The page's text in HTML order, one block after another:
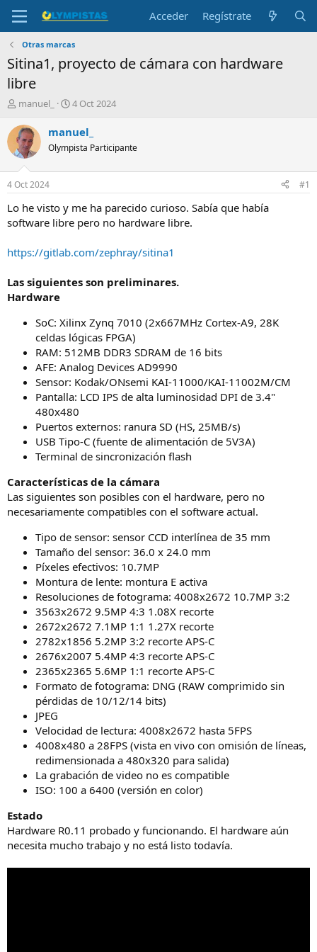
Acceder Regístrate
Otras marcas
Sitina1, proyecto de cámara con hardware
libre
I
i
c
i
a
d
o
r
d
e
t
m
a
manuel_
F
c
h
a
i
n
c
o
4 Oct 2024
manuel_
Olympista Participante
4 Oct 2024 #1
Lo he visto y me ha parecido curioso. Sabía que había
software libre pero no hardware libre.
https://gitlab.com/zephray/sitina1
Las siguientes son preliminares.
Hardware
SoC: Xilinx Zynq 7010 (2x667MHz Cortex-A9, 28K
celdas lógicas FPGA)
RAM: 512MB DDR3 SDRAM de 16 bits
AFE: Analog Devices AD9990
Sensor: Kodak/ONsemi KAI-11000/KAI-11002M/CM
Pantalla: LCD IPS de alta luminosidad DPI de 3.4"
480x480
Puertos externos: ranura SD (HS, 25MB/s)
USB Tipo-C (fuente de alimentación de 5V3A)
Terminal de sincronización flash
Características de la cámara
Las siguientes son posibles con el hardware, pero no
necesariamente compatibles con el software actual.
Tipo de sensor: sensor CCD interlínea de 35 mm
Tamaño del sensor: 36.0 x 24.0 mm
Píxeles efectivos: 10.7MP
Montura de lente: montura E activa
Resoluciones de fotograma: 4008x2672 10.7MP 3:2
3563x2672 9.5MP 4:3 1.08X recorte
2672x2672 7.1MP 1:1 1.27X recorte
2782x1856 5.2MP 3:2 recorte APS-C
2676x2007 5.4MP 4:3 recorte APS-C
2365x2365 5.6MP 1:1 recorte APS-C
Formato de fotograma: DNG (RAW comprimido sin
pérdidas de 10/12/14 bits)
JPEG
Velocidad de lectura: 4008x2672 hasta 5FPS
4008x480 a 28FPS (vista en vivo con omisión de líneas,
redimensionada a 480x320 para salida)
La grabación de video no es compatible
ISO: 100 a 6400 (versión en color)
Estado
Hardware R0.11 probado y funcionando. El hardware aún
necesita mucho trabajo y no está listo todavía.